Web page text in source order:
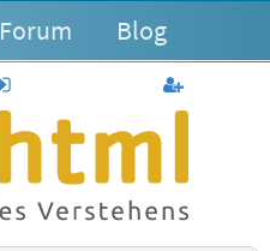
Forum Blog
anmelden